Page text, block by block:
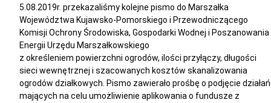
5.08.2019r. przekazaliśmy kolejne pismo do Marszałka
Województwa Kujawsko-Pomorskiego i Przewodniczącego
Komisji Ochrony Środowiska, Gospodarki Wodnej i Poszanowania
Energii Urzędu Marszałkowskiego
z określeniem powierzchni ogrodów, ilości przyłączy, długości
sieci wewnętrznej i szacowanych kosztów skanalizowania
ogrodów działkowych. Pismo zawierało prośbę o podjęcie działań
mających na celu umożliwienie aplikowania o fundusze z